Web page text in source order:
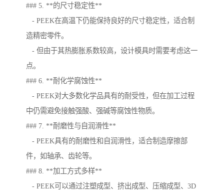
### 5. **的尺寸稳定性**
- PEEK在高温下仍能保持良好的尺寸稳定性，适合制
造精密零件。
- 但由于其热膨胀系数较高，设计模具时需要考虑这一
点。
### 6. **耐化学腐蚀性**
- PEEK对大多数化学品具有的耐受性，但在加工过程
中仍需避免接触强酸、强碱等腐蚀性物质。
### 7. **耐磨性与自润滑性**
- PEEK具有的耐磨性和自润滑性，适合制造摩擦部
件，如轴承、齿轮等。
### 8. **加工方式多样**
- PEEK可以通过注塑成型、挤出成型、压缩成型、3D